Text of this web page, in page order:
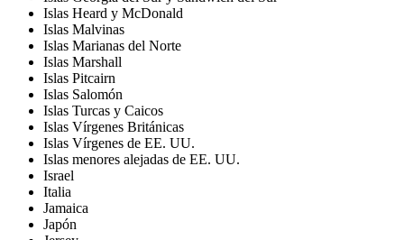
Islas Heard y McDonald
Islas Malvinas
Islas Marianas del Norte
Islas Marshall
Islas Pitcairn
Islas Salomón
Islas Turcas y Caicos
Islas Vírgenes Británicas
Islas Vírgenes de EE. UU.
Islas menores alejadas de EE. UU.
Israel
Italia
Jamaica
Japón